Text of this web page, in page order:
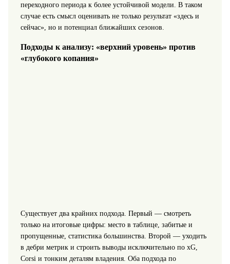
переходного периода к более устойчивой модели. В таком
случае есть смысл оценивать не только результат «здесь и
сейчас», но и потенциал ближайших сезонов.
Подходы к анализу: «верхний уровень» против
«глубокого копания»
Существует два крайних подхода. Первый — смотреть
только на итоговые цифры: место в таблице, забитые и
пропущенные, статистика большинства. Второй — уходить
в дебри метрик и строить выводы исключительно по xG,
Corsi и тонким деталям владения. Оба подхода по